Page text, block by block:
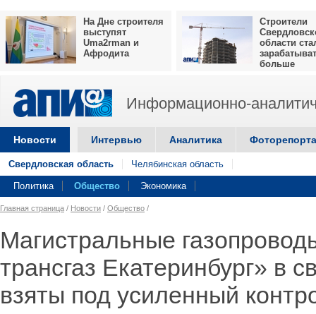
На Дне строителя
выступят
Uma2rman и
Афродита
Строители
области
больше
Информационно-
Новости Интервью Аналитика
Свердловская область Челябинская область
Политика Общество Экономика
Главная страница / Новости / Общество /
Магистральные
трансгаз Екатеринбург» в
взяты под усиленный